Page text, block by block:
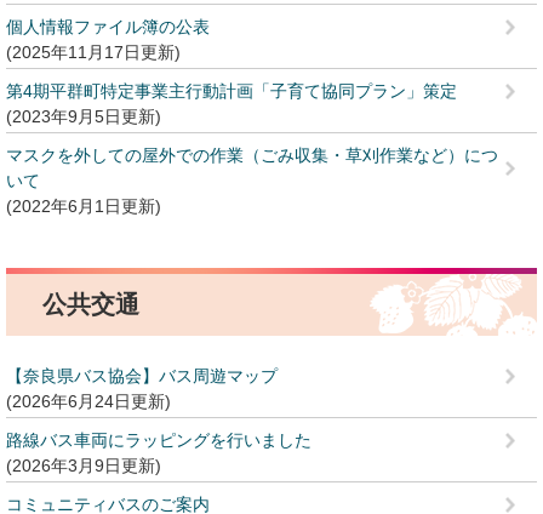
個人情報ファイル簿の公表
2025年11月17日更新
第4期平群町特定事業主行動計画「子育て協同プラン」策定
2023年9月5日更新
マスクを外しての屋外での作業（ごみ収集・草刈作業など）につ
いて
2022年6月1日更新
公共交通
【奈良県バス協会】バス周遊マップ
2026年6月24日更新
路線バス車両にラッピングを行いました
2026年3月9日更新
コミュニティバスのご案内